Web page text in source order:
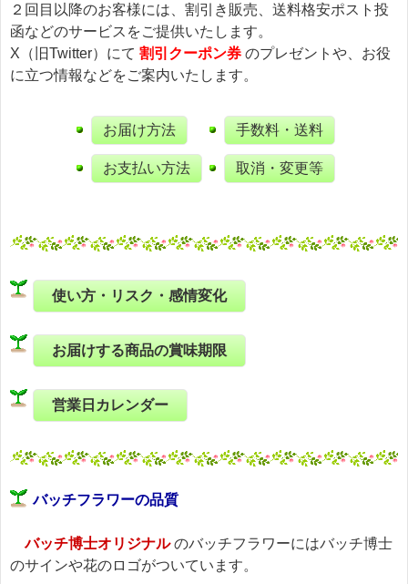
２回目以降のお客様には、割引き販売、送料格安ポスト投
函などのサービスをご提供いたします。
X（旧Twitter）にて 割引クーポン券 のプレゼントや、お役
に立つ情報などをご案内いたします。
お届け方法
お支払い方法
手数料・送料
取消・変更等
使い方・リスク・感情変化
お届けする商品の賞味期限
営業日カレンダー
バッチフラワーの品質
バッチ博士オリジナルのバッチフラワーにはバッチ博士
のサインや花のロゴがついています。